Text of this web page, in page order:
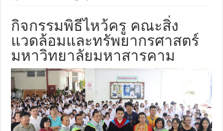
กิจกรรมพิธีไหว้ครู คณะสิ่ง
แวดล้อมและทรัพยากรศาสตร์
มหาวิทยาลัยมหาสารคาม